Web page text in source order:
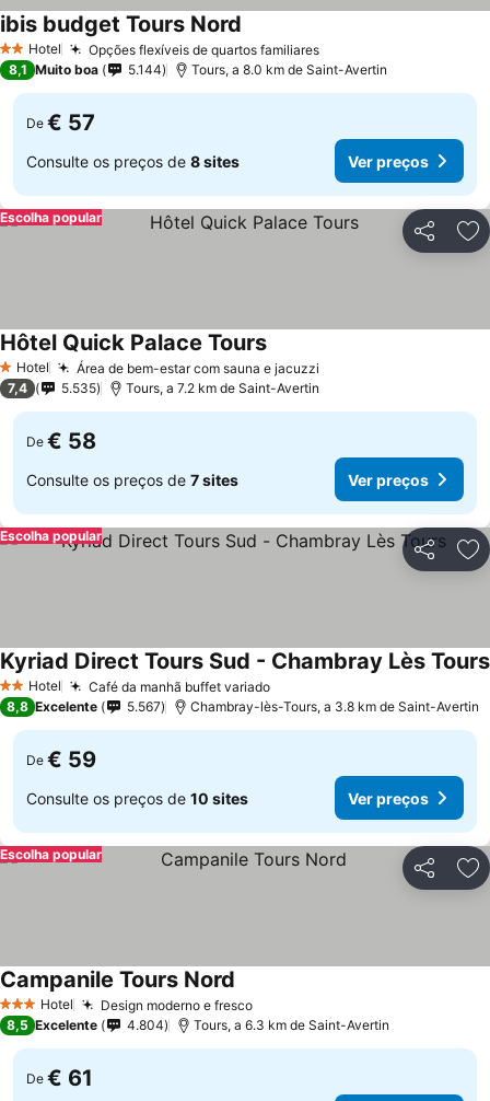
2 Estrelas
Hotel Opções flexíveis de quartos familiaresVer preços
ibis budget Tours Nord
8,1 Muito boa 5.144 Tours, a 8.0 km de Saint-Avertin
De € 57
Consulte os preços de 8 sites Ver preços
Partilhar
Escolha popular
1 Estrelas
Hotel Área de bem-estar com sauna e jacuzzi
Hôtel Quick Palace ToursVer preços
7,4 5.535 Tours, a 7.2 km de Saint-Avertin
De € 58
Consulte os preços de 7 sites Ver preços
Partilhar
Escolha popular
2 Estrelas
Hotel Café da manhã buffet variadoVer preços
Kyriad Direct Tours Sud - Chambray Lès Tours
8,8 Excelente 5.567 Chambray-lès-Tours, a 3.8 km de Saint-Avertin
De € 59
Consulte os preços de 10 sites Ver preços
Partilhar
Escolha popular
3 EstrelasHotel Design moderno e frescoVer preços
Campanile Tours Nord
8,5 Excelente 4.804 Tours, a 6.3 km de Saint-Avertin
De € 61